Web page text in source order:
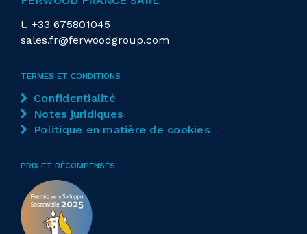
t. +33 675801045
sales.fr@ferwoodgroup.com
TERMES ET CONDITIONS
Confidentialité
Notes juridiques
Politique en matière de cookies
PRIX ET RÉCOMPENSES